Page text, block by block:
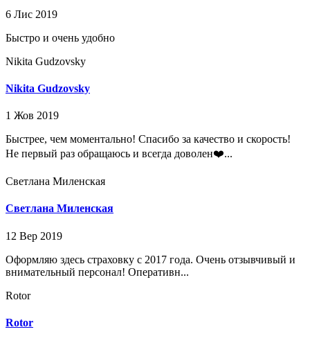
6 Лис 2019
Быстро и очень удобно
Nikita Gudzovsky
Nikita Gudzovsky
1 Жов 2019
Быстрее, чем моментально! Спасибо за качество и скорость!
Не первый раз обращаюсь и всегда доволен❤️...
Светлана Миленская
Светлана Миленская
12 Вер 2019
Оформляю здесь страховку с 2017 года. Очень отзывчивый и
внимательный персонал! Оперативн...
Rotor
Rotor